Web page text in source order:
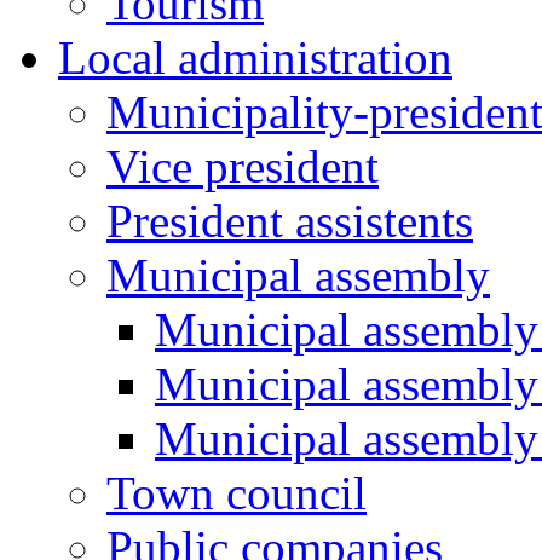
Local administration
Municipality-president
Vice president
President assistents
Municipal assembly
Municipal
Municipal
Municipal
Town council
Public companies